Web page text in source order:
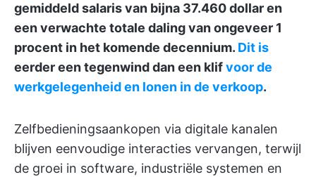
gemiddeld salaris van bijna 37.460 dollar en
een verwachte totale daling van ongeveer 1
procent in het komende decennium. Dit is
eerder een tegenwind dan een klifvoor de
werkgelegenheid en lonen in de verkoop.
Zelfbedieningsaankopen via digitale kanalen
blijven eenvoudige interacties vervangen, terwijl
de groei in software, industriële systemen en